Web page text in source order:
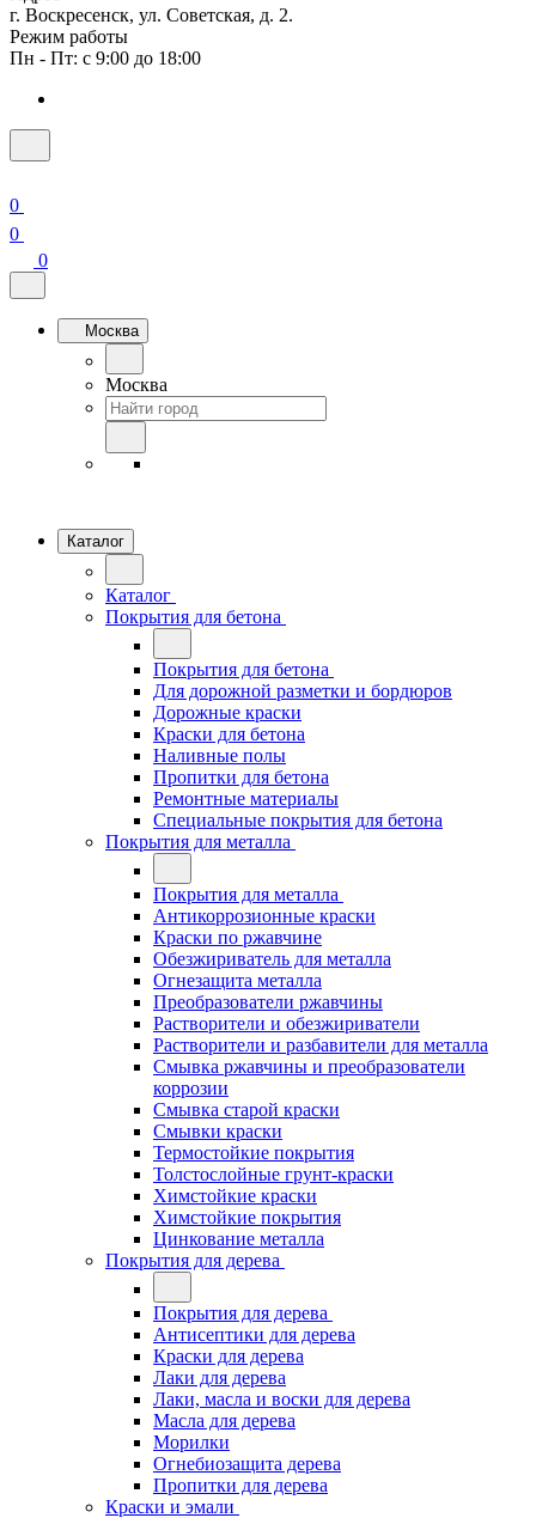
г. Воскресенск, ул. Советская, д. 2.
Режим работы
Пн - Пт: с 9:00 до 18:00
0
0
0
Москва
Москва
Каталог
Каталог
Покрытия для бетона
Покрытия для бетона
Для дорожной разметки и бордюров
Дорожные краски
Краски для бетона
Наливные полы
Пропитки для бетона
Ремонтные материалы
Специальные покрытия для бетона
Покрытия для металла
Покрытия для металла
Антикоррозионные краски
Краски по ржавчине
Обезжириватель для металла
Огнезащита металла
Преобразователи ржавчины
Растворители и обезжириватели
Растворители и разбавители для металла
Смывка ржавчины и преобразователи
коррозии
Смывка старой краски
Смывки краски
Термостойкие покрытия
Толстослойные грунт-краски
Химстойкие краски
Химстойкие покрытия
Цинкование металла
Покрытия для дерева
Покрытия для дерева
Антисептики для дерева
Краски для дерева
Лаки для дерева
Лаки, масла и воски для дерева
Масла для дерева
Морилки
Огнебиозащита дерева
Пропитки для дерева
Краски и эмали